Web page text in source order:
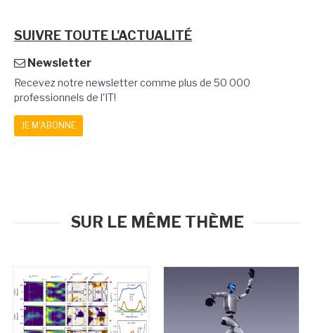
SUIVRE TOUTE L'ACTUALITÉ
Newsletter
Recevez notre newsletter comme plus de 50 000
professionnels de l'IT!
JE M'ABONNE
SUR LE MÊME THÈME